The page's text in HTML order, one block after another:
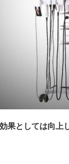
果としては向